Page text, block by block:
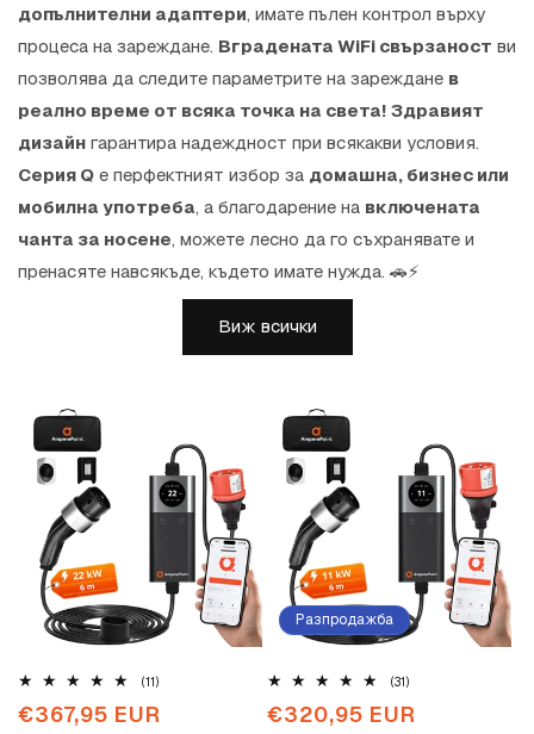
допълнителни адаптери, имате пълен контрол върху
процеса на зареждане. Вградената WiFi свързаност ви
позволява да следите параметрите на зареждане в
реално време от всяка точка на света! Здравият
дизайн гарантира надеждност при всякакви условия.
Серия Q е перфектният избор за домашна, бизнес или
мобилна употреба, а благодарение на включената
чанта за носене, можете лесно да го съхранявате и
пренасяте навсякъде, където имате нужда. 🚗⚡
Виж всички
(11)11
отзиви
Обичайна
€367,95 EUR
Разпродажба
(31)31
отзиви
Промоционална
€320,95 EUR